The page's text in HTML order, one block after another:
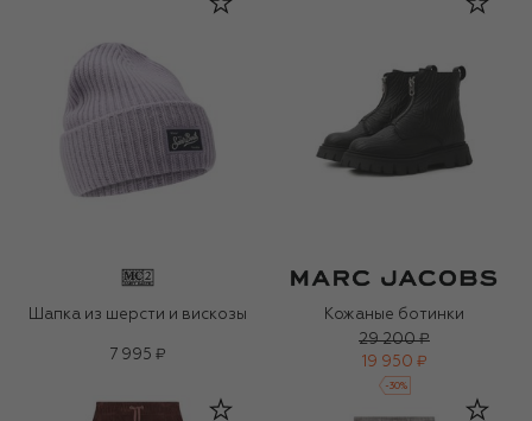
Шапка из шерсти и вискозы
7 995 ₽
Кожаные ботинки
29 200 ₽
19 950 ₽
-30%